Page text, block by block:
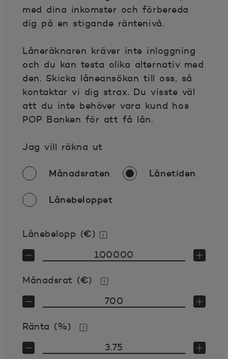
med dina inkomster och förbereda
dig på en stigande räntenivå.
Låneräknaren kräver inte inloggning
och du kan testa olika alternativ med
den. Skicka låneansökan till oss, så
kontaktar vi dig strax. Du visste väl
att du inte behöver vara kund hos
POP Banken för att få lån.
Jag vill räkna ut
Månadsraten Lånetiden
Lånebeloppet
Lånebelopp (€) Mer information
Månadsrat (€) Mer information
Ränta (%) Mer information